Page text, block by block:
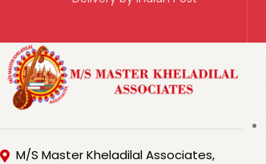
M/S Master Kheladilal Associates,